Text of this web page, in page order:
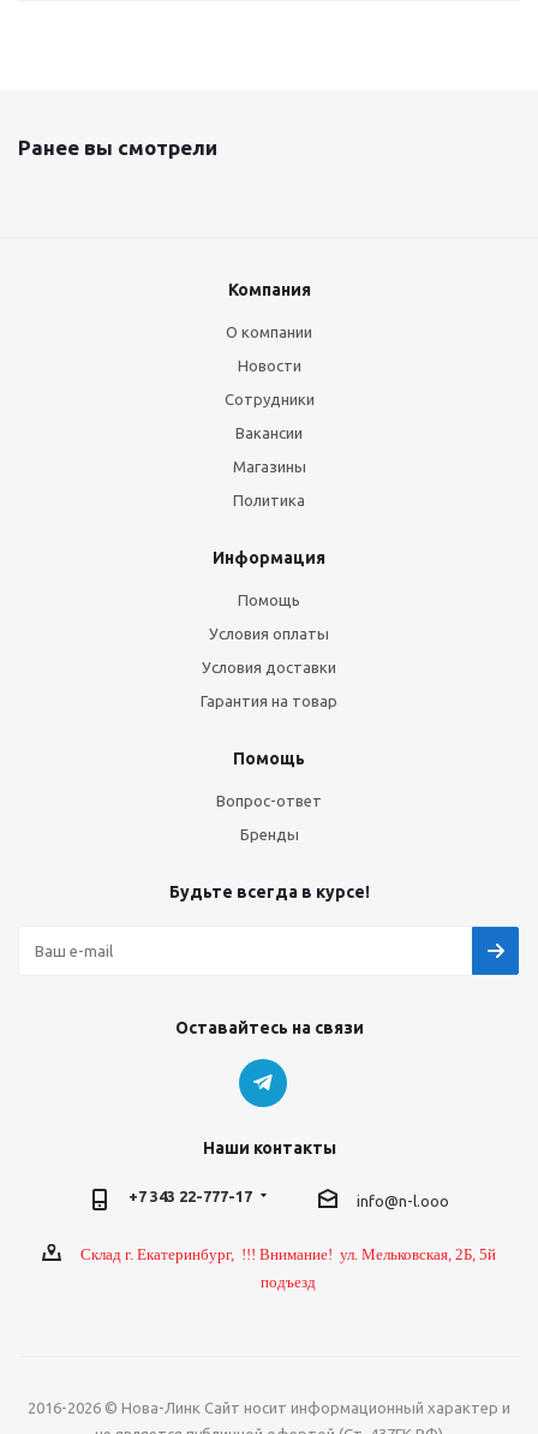
Ранее вы смотрели
Компания
О компании
Новости
Сотрудники
Вакансии
Магазины
Политика
Информация
Помощь
Условия оплаты
Условия доставки
Гарантия на товар
Помощь
Вопрос-ответ
Бренды
Будьте всегда в курсе!
Оставайтесь на связи
Наши контакты
+7 343 22-777-17 info@n-l.ooo
Склад г. Екатеринбург, !!! Внимание! ул. Мельковская, 2Б, 5й
подъезд
2016-2026 © Нова-Линк Сайт носит информационный характер и